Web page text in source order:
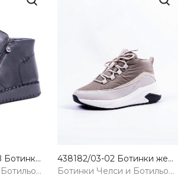
XUS-32009-8A-KB Ботинки женские Madella
Ботинки Челси и Ботильоны
438182/03-02 Ботинки женские CROSBY
Ботинки Челси и Ботильоны